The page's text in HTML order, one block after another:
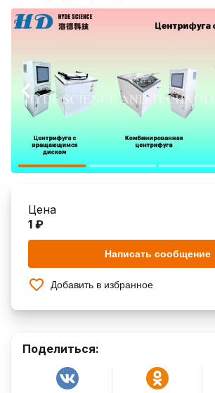
Цена
1 ₽
Написать сообщение
Добавить в избранное
Поделиться: